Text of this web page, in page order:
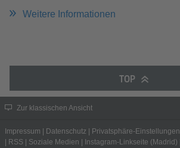
Weitere Informationen
TOP
Zur klassischen Ansicht
Impressum Datenschutz Privatsphäre-Einstellungen
RSS Soziale Medien Instagram-Linkseite (Madrid)